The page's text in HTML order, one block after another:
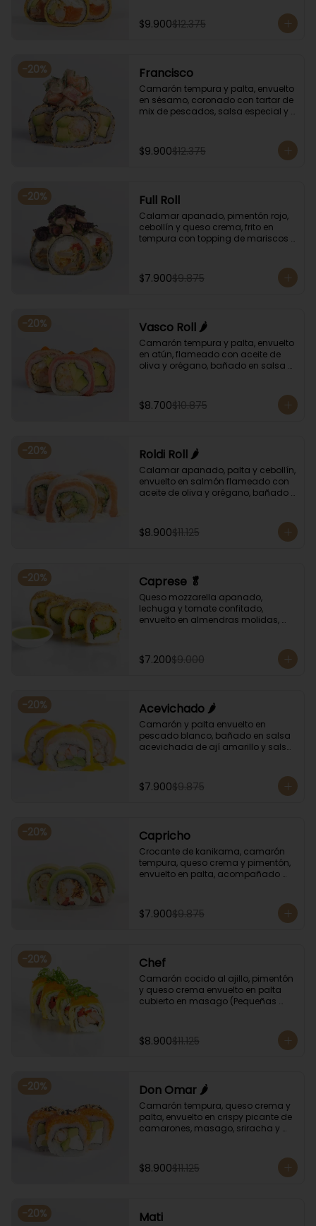
$9.900$12.375
-20% Francisco
Camarón tempura y palta, envuelto
en sésamo, coronado con tartar de
mix de pescados, salsa especial y
$9.900$12.375
-20% Full Roll
Calamar apanado, pimentón rojo,
cebollín y queso crema, frito en
tempura con topping de mariscos
$7.900$9.875
-20% Vasco Roll 🌶️
Camarón tempura y palta, envuelto
en atún, flameado con aceite de
oliva y orégano, bañado en salsa
$8.700$10.875
-20% Roldi Roll 🌶️
Calamar apanado, palta y cebollín,
envuelto en salmón flameado con
aceite de oliva y orégano, bañado
$8.900$11.125
-20% Caprese 🥬
Queso mozzarella apanado,
lechuga y tomate confitado,
envuelto en almendras molidas,
$7.200$9.000
-20% Acevichado 🌶️
Camarón y palta envuelto en
pescado blanco, bañado en salsa
acevichada de ají amarillo y salsa
$7.900$9.875
-20% Capricho
Crocante de kanikama, camarón
tempura, queso crema y pimentón,
envuelto en palta, acompañado
$7.900$9.875
-20% Chef
Camarón cocido al ajillo, pimentón
y queso crema envuelto en palta
cubierto en masago (Pequeñas
$8.900$11.125
-20% Don Omar 🌶️
Camarón tempura, queso crema y
palta, envuelto en crispy picante de
camarones, masago, sriracha y
$8.900$11.125
-20% Mati